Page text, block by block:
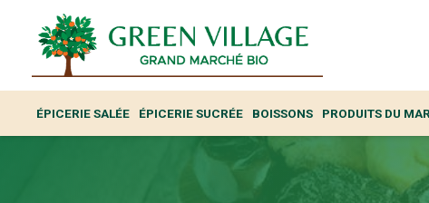
ÉPICERIE SALÉE ÉPICERIE SUCRÉE BOISSONS PRODUITS DU